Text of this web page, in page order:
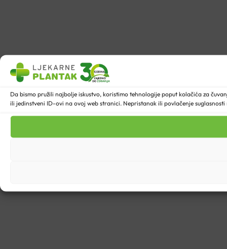
Da bismo pružili najbolje iskustvo, koristimo tehnologije poput kolačića za
ili jedinstveni ID-ovi na ovoj web stranici. Nepristanak ili povlačenje